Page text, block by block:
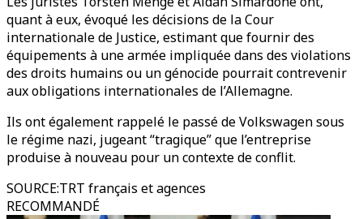
quant à eux, évoqué les décisions de la Cour
internationale de Justice, estimant que fournir des
équipements à une armée impliquée dans des violations
des droits humains ou un génocide pourrait contrevenir
aux obligations internationales de l’Allemagne.
Ils ont également rappelé le passé de Volkswagen sous
le régime nazi, jugeant “tragique” que l’entreprise
produise à nouveau pour un contexte de conflit.
SOURCE:TRT français et agences
RECOMMANDÉ